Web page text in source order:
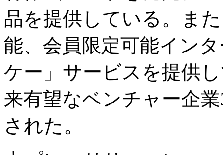
品を提供している。ま
能、会員限定可能イン
ケー」サービスを提供
来有望なベンチャー企業
された。